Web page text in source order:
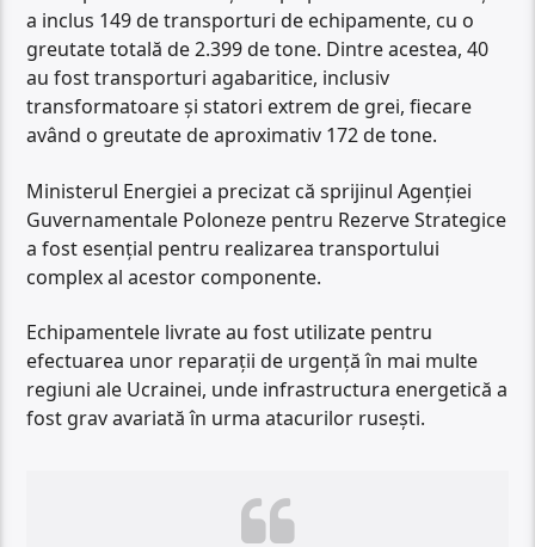
a inclus 149 de transporturi de echipamente, cu o
greutate totală de 2.399 de tone. Dintre acestea, 40
au fost transporturi agabaritice, inclusiv
transformatoare și statori extrem de grei, fiecare
având o greutate de aproximativ 172 de tone.
Ministerul Energiei a precizat că sprijinul Agenției
Guvernamentale Poloneze pentru Rezerve Strategice
a fost esențial pentru realizarea transportului
complex al acestor componente.
Echipamentele livrate au fost utilizate pentru
efectuarea unor reparații de urgență în mai multe
regiuni ale Ucrainei, unde infrastructura energetică a
fost grav avariată în urma atacurilor rusești.